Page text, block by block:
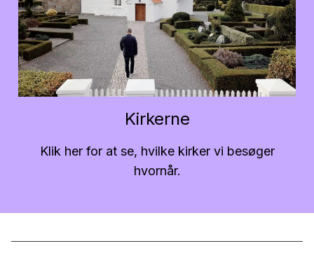
Kirkerne
Klik her for at se, hvilke kirker vi besøger
hvornår.